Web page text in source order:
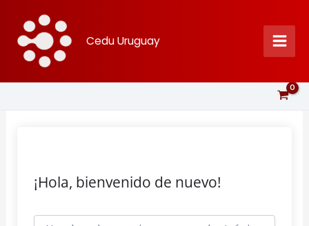
contenido
Cedu Uruguay
¡Hola, bienvenido de nuevo!